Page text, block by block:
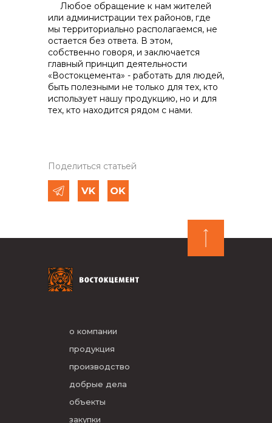
Любое обращение к нам жителей
или администрации тех районов, где
мы территориально располагаемся, не
остается без ответа. В этом,
собственно говоря, и заключается
главный принцип деятельности
«Востокцемента» - работать для людей,
быть полезными не только для тех, кто
использует нашу продукцию, но и для
тех, кто находится рядом с нами.
Поделиться статьей
о компании
продукция
производство
добрые дела
объекты
закупки